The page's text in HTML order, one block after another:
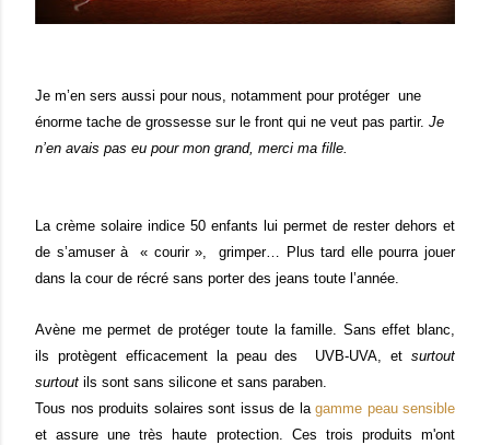
Je m’en sers aussi pour nous, notamment pour protéger une
énorme tache de grossesse sur le front qui ne veut pas partir. Je
n’en avais pas eu pour mon grand, merci ma fille.
La crème solaire indice 50 enfants lui permet de rester dehors et
de s’amuser à
« courir »,
grimper… Plus tard elle pourra jouer
dans la cour de récré sans porter des jeans toute l’année.
Avène me permet de protéger toute la famille. Sans effet blanc,
ils protègent efficacement la peau des UVB-UVA, et surtout
surtout ils sont sans silicone et sans paraben.
Tous nos produits solaires sont issus de la gamme peau sensible
et assure une très haute protection. Ces trois produits m'ont